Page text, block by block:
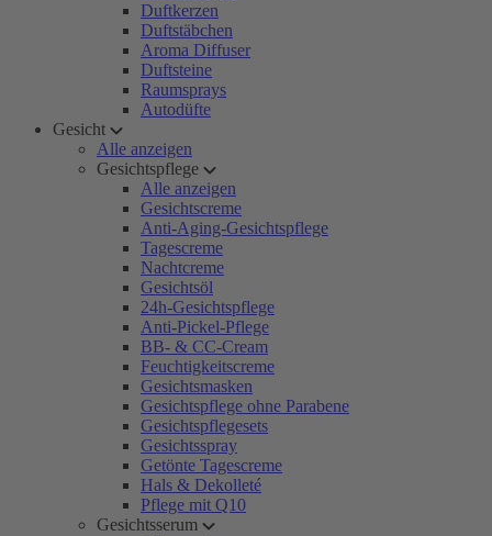
Duftkerzen
Duftstäbchen
Aroma Diffuser
Duftsteine
Raumsprays
Autodüfte
Gesicht
Alle anzeigen
Gesichtspflege
Alle anzeigen
Gesichtscreme
Anti-Aging-Gesichtspflege
Tagescreme
Nachtcreme
Gesichtsöl
24h-Gesichtspflege
Anti-Pickel-Pflege
BB- & CC-Cream
Feuchtigkeitscreme
Gesichtsmasken
Gesichtspflege ohne Parabene
Gesichtspflegesets
Gesichtsspray
Getönte Tagescreme
Hals & Dekolleté
Pflege mit Q10
Gesichtsserum